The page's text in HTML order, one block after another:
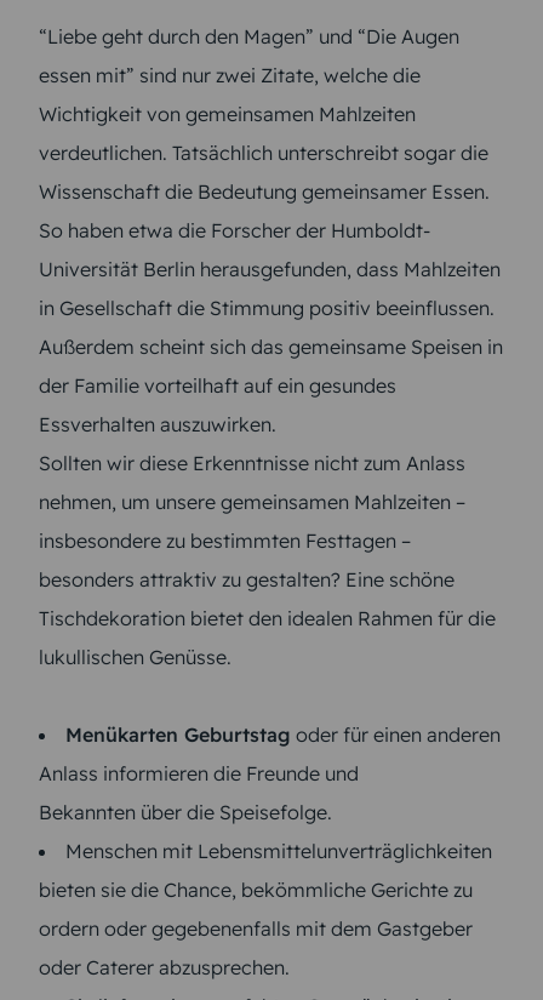
“Liebe geht durch den Magen” und “Die Augen
essen mit” sind nur zwei Zitate, welche die
Wichtigkeit von gemeinsamen Mahlzeiten
verdeutlichen. Tatsächlich unterschreibt sogar die
Wissenschaft die Bedeutung gemeinsamer Essen.
So haben etwa die Forscher der Humboldt-
Universität Berlin herausgefunden, dass Mahlzeiten
in Gesellschaft die Stimmung positiv beeinflussen.
Außerdem scheint sich das gemeinsame Speisen in
der Familie vorteilhaft auf ein gesundes
Essverhalten auszuwirken.
Sollten wir diese Erkenntnisse nicht zum Anlass
nehmen, um unsere gemeinsamen Mahlzeiten –
insbesondere zu bestimmten Festtagen –
besonders attraktiv zu gestalten? Eine schöne
Tischdekoration bietet den idealen Rahmen für die
lukullischen Genüsse.
Menükarten Geburtstag oder für einen anderen
Anlass informieren die Freunde und
Bekannten über die Speisefolge.
Menschen mit Lebensmittelunverträglichkeiten
bieten sie die Chance, bekömmliche Gerichte zu
ordern oder gegebenenfalls mit dem Gastgeber
oder Caterer abzusprechen.